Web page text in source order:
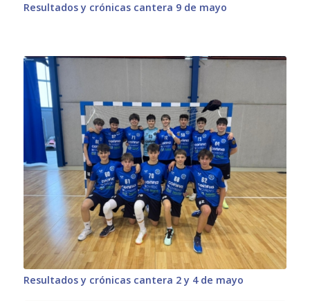
Resultados y crónicas cantera 9 de mayo
Resultados y crónicas cantera 2 y 4 de mayo